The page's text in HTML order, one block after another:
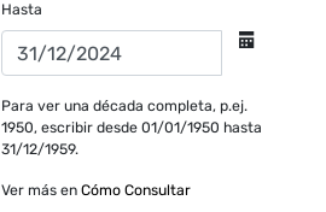
Hasta
Para ver una década completa, p.ej.
1950, escribir desde 01/01/1950 hasta
31/12/1959.
Ver más en Cómo Consultar